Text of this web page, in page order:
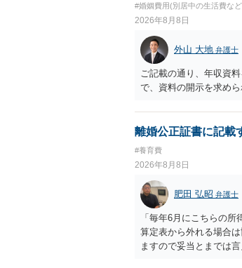
#婚姻費用(別居中の生活費な
2026年8月8日
外山 大地 弁護士
ご記載の通り、年収資
で、資料の開示を求めら
離婚公正証書に記載
#養育費
2026年8月8日
肥田 弘昭 弁護士
「毎年6月にこちらの
算定表から外れる場合
ますので妥当とまでは